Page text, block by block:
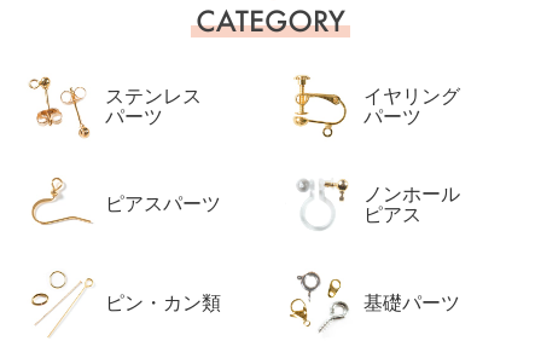
カ
テ
一
ステンレス
パーツ
イヤリング
パーツ
ピアスパーツ
ノンホール
ピアス
ピン・カン類 基礎パーツ